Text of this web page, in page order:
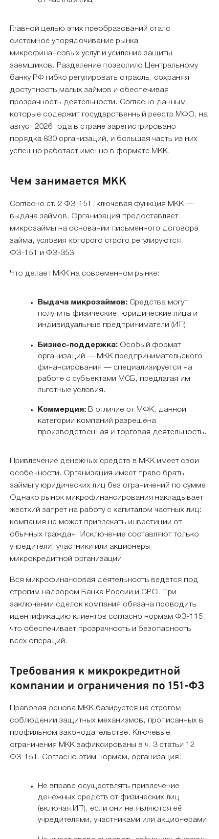
Главной целью этих преобразований стало
системное упорядочивание рынка
микрофинансовых услуг и усиление защиты
заемщиков. Разделение позволило Центральному
банку РФ гибко регулировать отрасль, сохраняя
доступность малых займов и обеспечивая
прозрачность деятельности. Согласно данным,
которые содержит государственный реестр МФО, на
август 2026 года в стране зарегистрировано
порядка 830 организаций, и большая часть из них
успешно работает именно в формате МКК.
Чем занимается МКК
Согласно ст. 2 ФЗ-151, ключевая функция МКК —
выдача займов. Организация предоставляет
микрозаймы на основании письменного договора
займа, условия которого строго регулируются
ФЗ-151 и ФЗ-353.
Что делает МКК на современном рынке:
Выдача микрозаймов:Средства могут
получить физические, юридические лица и
индивидуальные предприниматели (ИП).
Бизнес-поддержка:Особый формат
организаций — МКК предпринимательского
финансирования — специализируется на
работе с субъектами МСБ, предлагая им
льготные условия.
Коммерция:В отличие от МФК, данной
категории компаний разрешена
производственная и торговая деятельность.
Привлечение денежных средств в МКК имеет свои
особенности. Организация имеет право брать
займы у юридических лиц без ограничений по сумме.
Однако рынок микрофинансирования накладывает
жесткий запрет на работу с капиталом частных лиц:
компания не может привлекать инвестиции от
обычных граждан. Исключение составляют только
учредители, участники или акционеры
микрокредитной организации.
Вся микрофинансовая деятельность ведется под
строгим надзором Банка России и СРО. При
заключении сделок компания обязана проводить
идентификацию клиентов согласно нормам ФЗ-115,
что обеспечивает прозрачность и безопасность
всех операций.
Требования к микрокредитной
компании и ограничения по 151-ФЗ
Правовая основа МКК базируется на строгом
соблюдении защитных механизмов, прописанных в
профильном законодательстве. Ключевые
ограничения МКК зафиксированы в ч. 3 статьи 12
ФЗ-151. Согласно этим нормам, организация:
Не вправе осуществлять привлечение
денежных средств от физических лиц
(включая ИП), если они не являются её
учредителями, участниками или акционерами.